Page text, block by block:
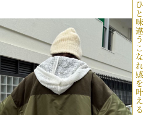
ひと味違うこなれ感を叶える